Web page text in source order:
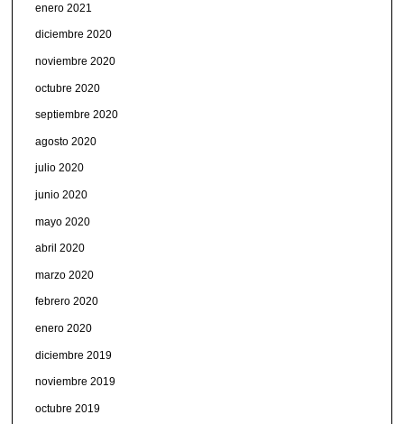
enero 2021
diciembre 2020
noviembre 2020
octubre 2020
septiembre 2020
agosto 2020
julio 2020
junio 2020
mayo 2020
abril 2020
marzo 2020
febrero 2020
enero 2020
diciembre 2019
noviembre 2019
octubre 2019